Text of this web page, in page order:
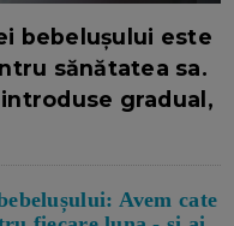
bebelușului este
sănătatea sa.
gradual,
Avem cate